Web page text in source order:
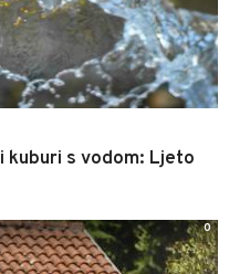
kuburi s vodom: Ljeto
0